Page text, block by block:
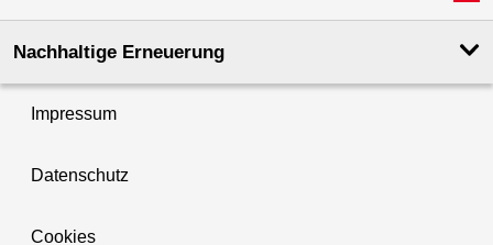
Nachhaltige Erneuerung
Impressum
Datenschutz
Cookies